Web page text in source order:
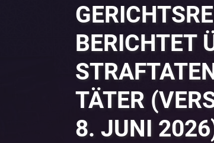
BERICHTET
TÄTER
8. JUNI